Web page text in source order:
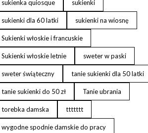
sukienka quiosque sukienki
sukienki dla 60 latki sukienki na wiosnę
Sukienki włoskie i francuskie
Sukienki włoskie letnie sweter w paski
sweter świąteczny tanie sukienki dla 50 latki
tanie sukienki do 50 zł Tanie ubrania
torebka damska ttttttt
wygodne spodnie damskie do pracy